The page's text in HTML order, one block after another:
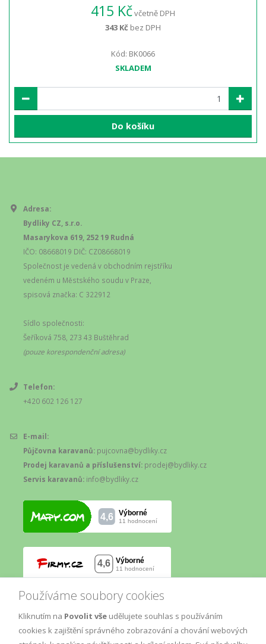
Používáme soubory cookies
Kliknutím na Povolit vše udělujete souhlas s používáním
cookies k zajištění správného zobrazování a chování webových
415 Kčvčetně DPH
343 Kč bez DPH
Kód: BK0066
SKLADEM
Do košíku
Adresa:
Bydliky CZ, s.r.o.
Masarykova 619, 252 19 Rudná
IČO: 08668019 DIČ: CZ08668019
Společnost je vedená v obchodním rejstříku
vedeném u Městského soudu v Praze,
spisová značka: C 322912
Sídlo společnosti:
Šeříková 758, 273 43 Buštěhrad
(pouze korespondenční adresa)
Telefon:
+420 602 126 127
E-mail:
Půjčovna karavanů: pujcovna@bydliky.cz
Prodej karavanů a příslušenství: prodej@bydliky.cz
Servis karavanů: info@bydliky.cz